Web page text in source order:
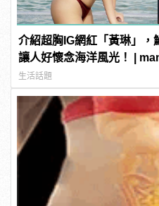
介紹超胸IG網紅「黃琳」，
讓人好懷念海洋風光！ |
生活話題